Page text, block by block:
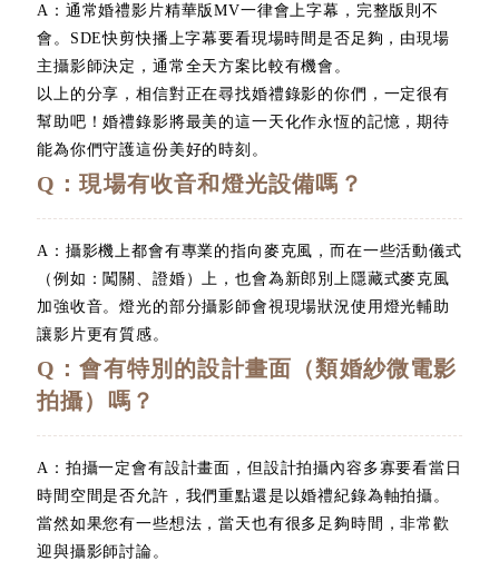
A：通常婚禮影片精華版MV一律會上字幕，完整版則不
會。SDE快剪快播上字幕要看現場時間是否足夠，由現場
主攝影師決定，通常全天方案比較有機會。
以上的分享，相信對正在尋找婚禮錄影的你們，一定很有
幫助吧！婚禮錄影將最美的這一天化作永恆的記憶，期待
能為你們守護這份美好的時刻。
Q：現場有收音和燈光設備嗎？
A：攝影機上都會有專業的指向麥克風，而在一些活動儀式
（例如：闖關、證婚）上，也會為新郎別上隱藏式麥克風
加強收音。燈光的部分攝影師會視現場狀況使用燈光輔助
讓影片更有質感。
Q：會有特別的設計畫面（類婚紗微電影
拍攝）嗎？
A：拍攝一定會有設計畫面，但設計拍攝內容多寡要看當日
時間空間是否允許，我們重點還是以婚禮紀錄為軸拍攝。
當然如果您有一些想法，當天也有很多足夠時間，非常歡
迎與攝影師討論。